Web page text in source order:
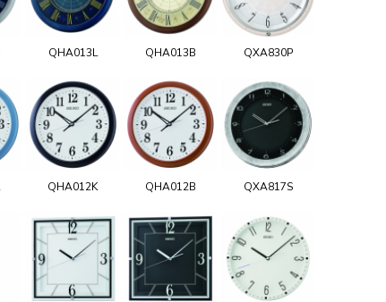
QHA013L QHA013B QXA830P
QHA012K QHA012B QXA817S